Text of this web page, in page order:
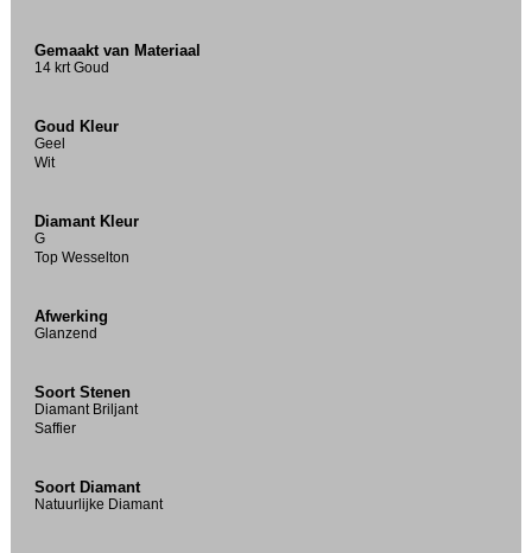
Gemaakt van Materiaal
14 krt Goud
Goud Kleur
Geel
Wit
Diamant Kleur
G
Top Wesselton
Afwerking
Glanzend
Soort Stenen
Diamant Briljant
Saffier
Soort Diamant
Natuurlijke Diamant